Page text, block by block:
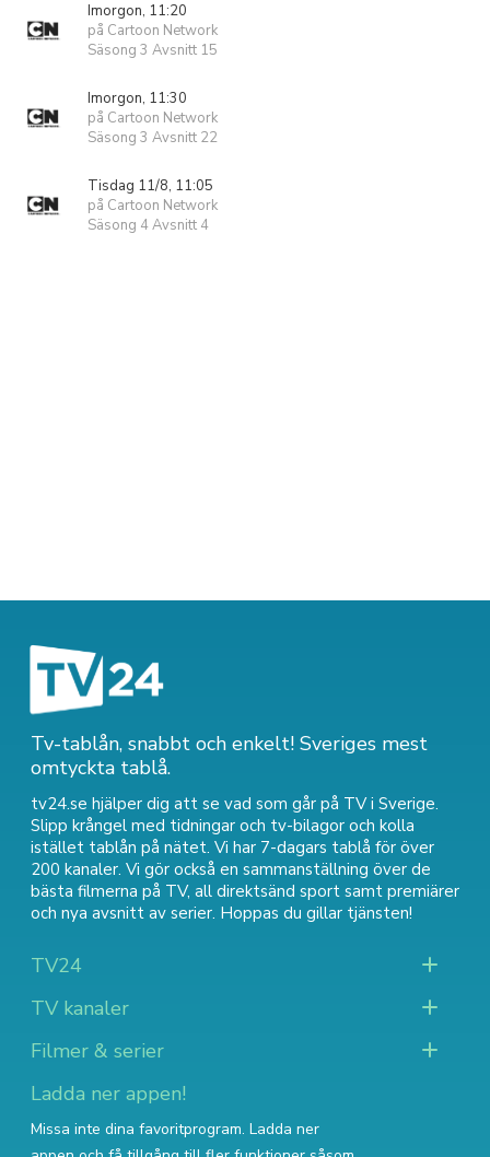
Imorgon, 11:20
på Cartoon Network
Säsong 3 Avsnitt 15
Imorgon, 11:30
på Cartoon Network
Säsong 3 Avsnitt 22
Tisdag 11/8, 11:05
på Cartoon Network
Säsong 4 Avsnitt 4
Tv-tablån, snabbt och enkelt! Sveriges mest
omtyckta tablå.
tv24.se hjälper dig att se vad som går på TV i Sverige.
Slipp krångel med tidningar och tv-bilagor och kolla
istället tablån på nätet. Vi har 7-dagars tablå för över
200 kanaler. Vi gör också en sammanställning över de
bästa filmerna på TV, all direktsänd sport samt premiärer
och nya avsnitt av serier. Hoppas du gillar tjänsten!
TV24
TV kanaler
Filmer & serier
Ladda ner appen!
Missa inte dina favoritprogram. Ladda ner